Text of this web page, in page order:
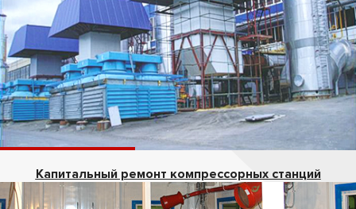
Капитальный ремонт компрессорных станций